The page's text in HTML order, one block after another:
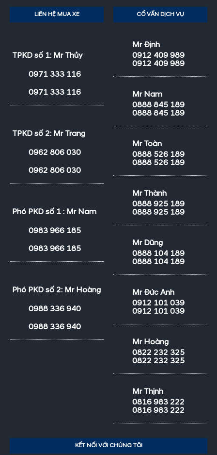
LIÊN HỆ MUA XE
TPKD số 1: Mr Thủy
0971 333 116
0971 333 116
TPKD số 2: Mr Trang
0962 806 030
0962 806 030
Phó PKD số 1 : Mr Nam
0983 966 185
0983 966 185
Phó PKD số 2: Mr Hoàng
0988 336 940
0988 336 940
CỐ VẤN DỊCH VỤ
Mr Định
0912 409 989
0912 409 989
Mr Nam
0888 845 189
0888 845 189
Mr Toàn
0888 526 189
0888 526 189
Mr Thành
0888 925 189
0888 925 189
Mr Dũng
0888 104 189
0888 104 189
Mr Đức Anh
0912 101 039
0912 101 039
Mr Hoàng
0822 232 325
0822 232 325
Mr Thịnh
0816 983 222
0816 983 222
KẾT NỐI VỚI CHÚNG TÔI